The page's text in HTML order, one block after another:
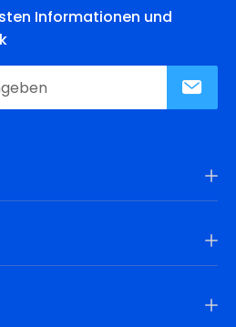
Informationen und